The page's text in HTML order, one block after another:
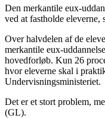
Den merkantile eux-
ved at fastholde eleverne,
Over halvdelen af de
merkantile eux-
hovedforløb. Kun 26
hvor eleverne skal i
Undervisningsministeriet.
Det er et stort problem,
(GL).